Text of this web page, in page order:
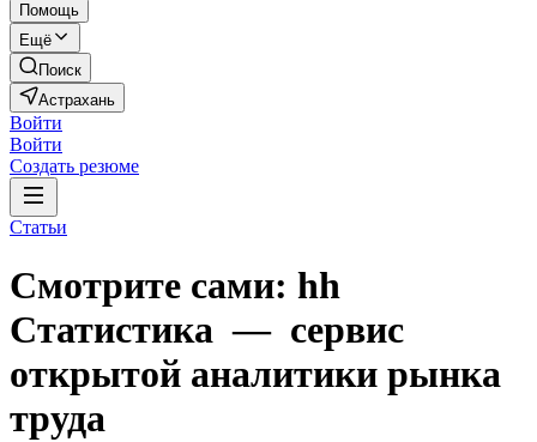
Помощь
Ещё
Поиск
Астрахань
Войти
Войти
Создать резюме
Статьи
Смотрите сами: hh
Cтатистика — сервис
открытой аналитики рынка
труда